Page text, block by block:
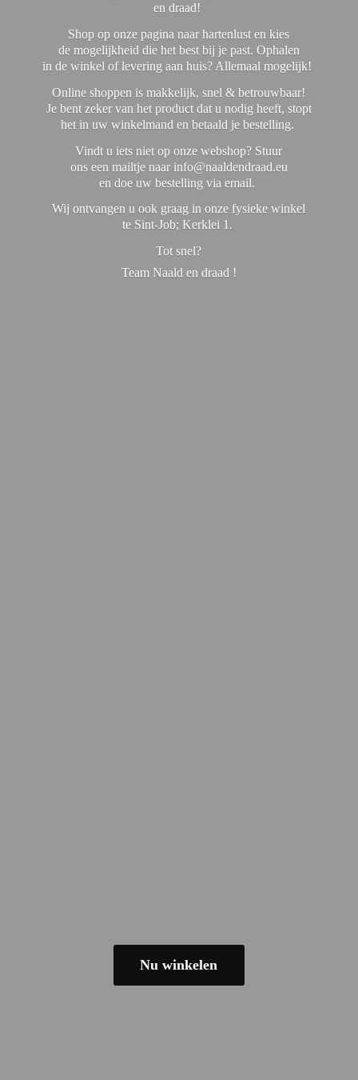
en draad!
Shop op onze pagina naar hartenlust en kies
de mogelijkheid die het best bij je past. Ophalen
in de winkel of levering aan huis? Allemaal mogelijk!
Online shoppen is makkelijk, snel & betrouwbaar!
Je bent zeker van het product dat u nodig heeft, stopt
het in uw winkelmand en betaald je bestelling.
Vindt u iets niet op onze webshop? Stuur
ons een mailtje naar info@naaldendraad.eu
en doe uw bestelling via email.
Wij ontvangen u ook graag in onze fysieke winkel
te Sint-Job; Kerklei 1.
Tot snel?
Team Naald en draad !
Nu winkelen